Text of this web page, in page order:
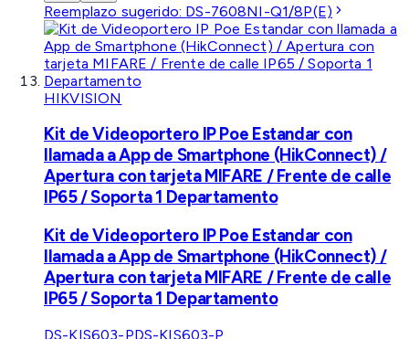
Reemplazo sugerido: DS-7608NI-Q1/8P(E)
HIKVISION
Kit de Videoportero IP Poe Estandar con
llamada a App de Smartphone (HikConnect) /
Apertura con tarjeta MIFARE / Frente de calle
IP65 / Soporta 1 Departamento
Kit de Videoportero IP Poe Estandar con
llamada a App de Smartphone (HikConnect) /
Apertura con tarjeta MIFARE / Frente de calle
IP65 / Soporta 1 Departamento
DS-KIS603-PDS-KIS603-P